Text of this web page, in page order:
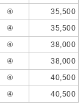
④
35,500
④
35,500
④
38,000
④
38,000
④
40,500
④ 40,500